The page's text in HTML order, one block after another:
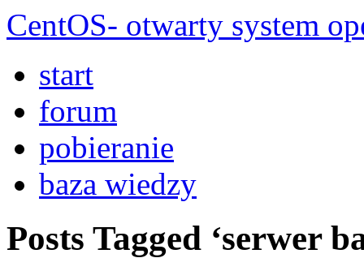
CentOS- otwarty system
start
forum
pobieranie
baza wiedzy
Posts Tagged ‘serwer